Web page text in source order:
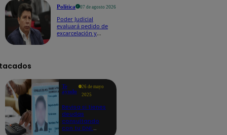
Política 07 de agosto 2026
Poder Judicial
evaluará pedido de
excarcelación y
Te
ayudo
26 de mayo
2025
Revisa si tienes
deudas
consultando
con tu DNI: